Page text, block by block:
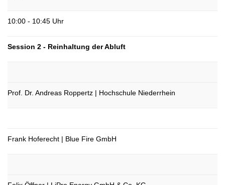
10:00 - 10:45 Uhr
Session 2 - Reinhaltung der Abluft
Prof. Dr. Andreas Roppertz | Hochschule Niederrhein
Frank Hoferecht | Blue Fire GmbH